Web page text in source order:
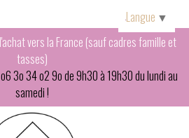
vers la France (sauf cadres famille et
tasses)
3o 34 o2 9o de 9h30 à 19h30 du lundi au
samedi !
Langue ▼